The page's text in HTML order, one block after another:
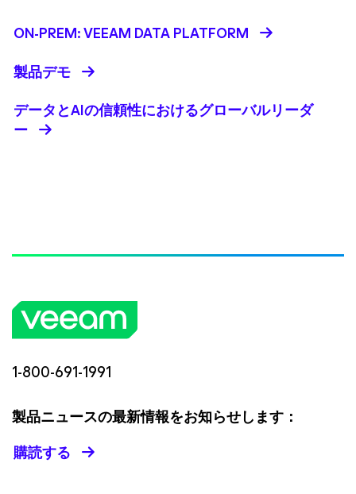
ON-PREM: VEEAM DATA PLATFORM
製品デモ
データとAIの信頼性におけるグローバルリーダ
ー
1-800-691-1991
製品ニュースの最新情報をお知らせします：
購読する